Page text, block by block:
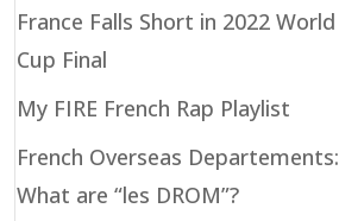
France Falls Short in 2022 World
Cup Final
My FIRE French Rap Playlist
French Overseas Departements:
What are “les DROM”?